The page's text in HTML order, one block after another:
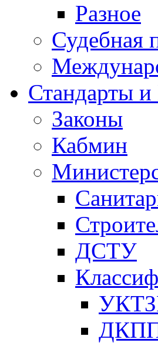
Разное
Судебная
Стандарты
Законы
Кабмин
ДСТУ